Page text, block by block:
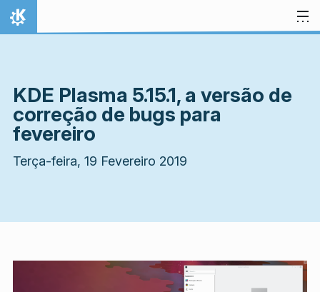
Ir para o conteúdo
Início
KDE Plasma 5.15.1, a versão de
correção de bugs para
fevereiro
Terça-feira, 19 Fevereiro 2019